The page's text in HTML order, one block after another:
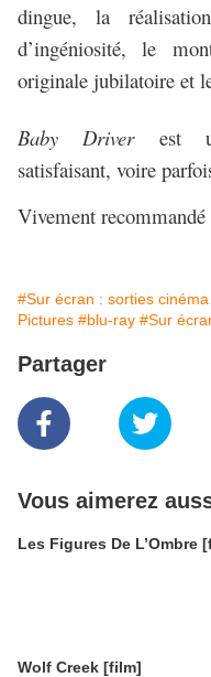
dingue, la
d’ingéniosité, le
originale jubilatoire et
Baby Driverest un
satisfaisant, voire
Vivement
#Sur écran : sorties cinéma
Pictures #blu-ray #Sur
Partager
Vous aimerez
Les Figures De L’Ombre
Wolf Creek [film]